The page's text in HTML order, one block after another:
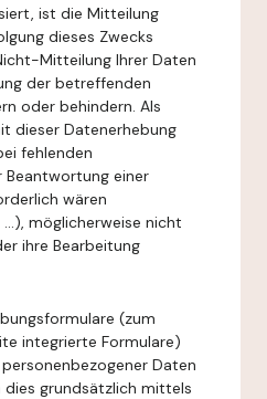
ist die Mitteilung
dieses Zwecks
Mitteilung Ihrer Daten
der betreffenden
oder behindern. Als
dieser Datenerhebung
fehlenden
Beantwortung einer
wären
möglicherweise nicht
ihre Bearbeitung
(zum
integrierte Formulare)
Daten
dies grundsätzlich mittels